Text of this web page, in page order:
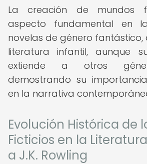
La creación de mundos
aspecto fundamental en
novelas de género fantástico,
literatura infantil, aunque
extiende a otros
demostrando su
en la narrativa
Evolución Histórica de
Ficticios en la
a J.K. Rowling